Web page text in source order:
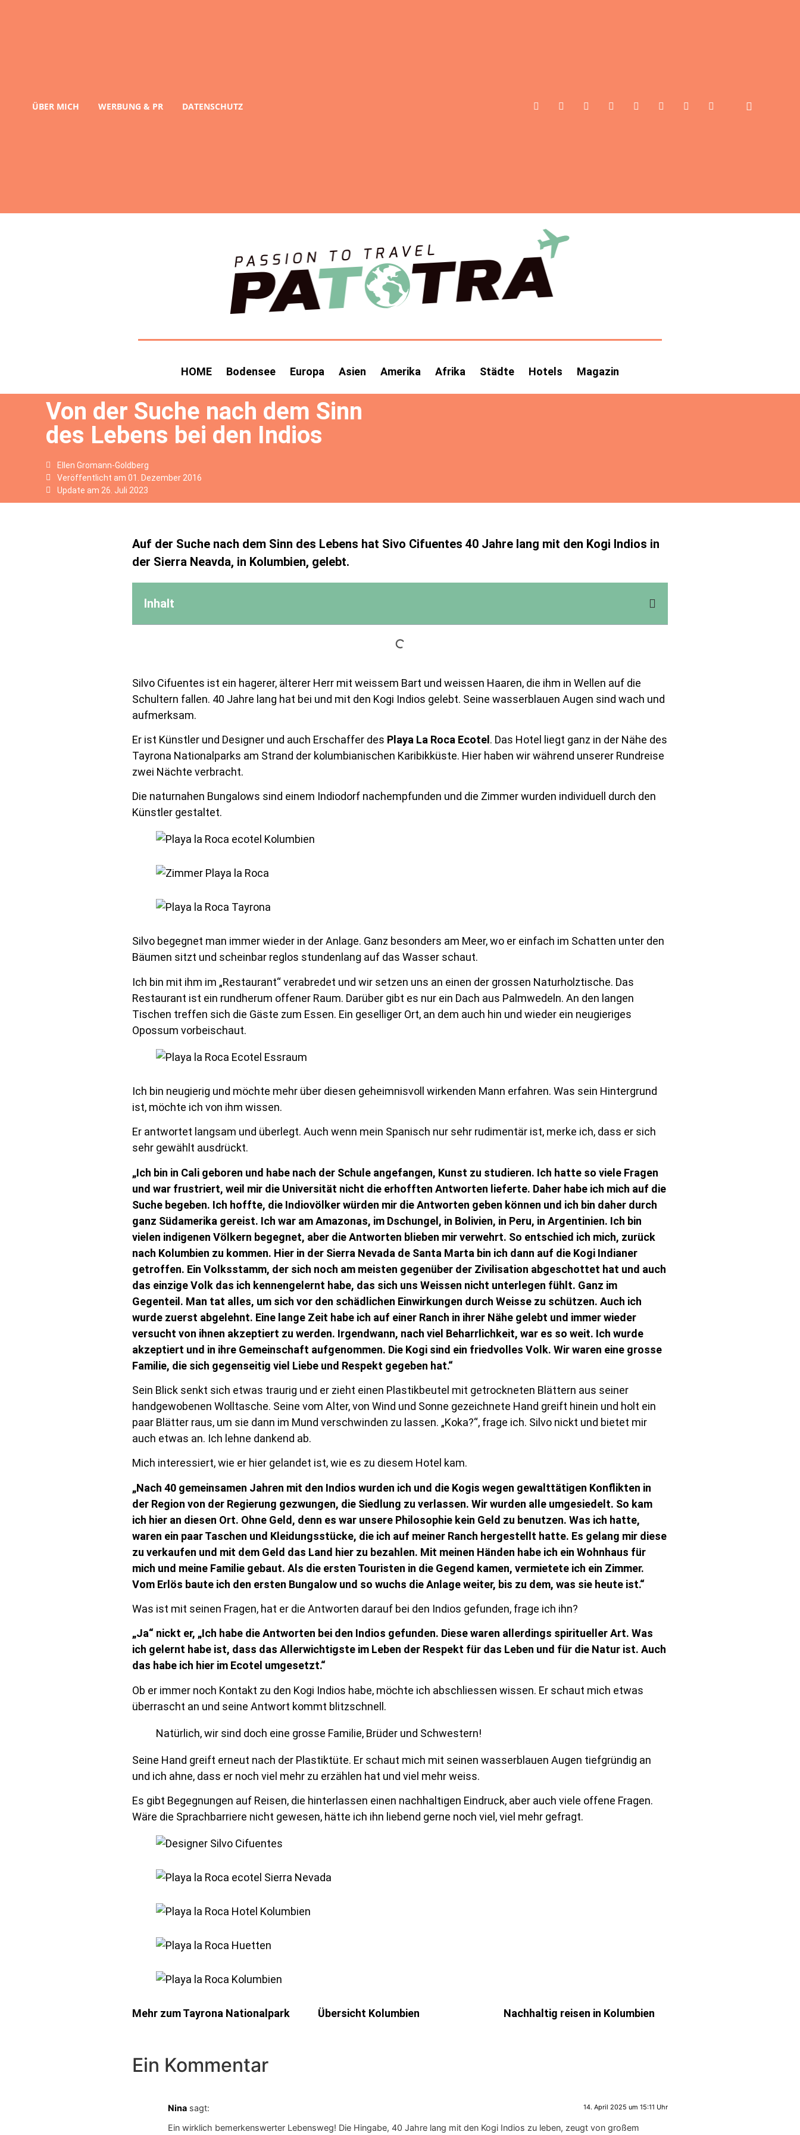
ÜBER MICH WERBUNG & PR DATENSCHUTZ
HOME Bodensee Europa Asien Amerika Afrika Städte Hotels Magazin
Von der Suche nach dem Sinn
des Lebens bei den Indios
Ellen Gromann-Goldberg
Veröffentlicht am 01. Dezember 2016
Update am 26. Juli 2023
Auf der Suche nach dem Sinn des Lebens hat Sivo Cifuentes 40 Jahre lang mit den Kogi Indios in
der Sierra Neavda, in Kolumbien, gelebt.
Inhalt
Silvo Cifuentes ist ein hagerer, älterer Herr mit weissem Bart und weissen Haaren, die ihm in Wellen auf die
Schultern fallen. 40 Jahre lang hat bei und mit den Kogi Indios gelebt. Seine wasserblauen Augen sind wach und
aufmerksam.
Er ist Künstler und Designer und auch Erschaffer des Playa La Roca Ecotel . Das Hotel liegt ganz in der Nähe des
Tayrona Nationalparks am Strand der kolumbianischen Karibikküste. Hier haben wir während unserer Rundreise
zwei Nächte verbracht.
Die naturnahen Bungalows sind einem Indiodorf nachempfunden und die Zimmer wurden individuell durch den
Künstler gestaltet.
Silvo begegnet man immer wieder in der Anlage. Ganz besonders am Meer, wo er einfach im Schatten unter den
Bäumen sitzt und scheinbar reglos stundenlang auf das Wasser schaut.
Ich bin mit ihm im „Restaurant“ verabredet und wir setzen uns an einen der grossen Naturholztische. Das
Restaurant ist ein rundherum offener Raum. Darüber gibt es nur ein Dach aus Palmwedeln. An den langen
Tischen treffen sich die Gäste zum Essen. Ein geselliger Ort, an dem auch hin und wieder ein neugieriges
Opossum vorbeischaut.
Ich bin neugierig und möchte mehr über diesen geheimnisvoll wirkenden Mann erfahren. Was sein Hintergrund
ist, möchte ich von ihm wissen.
Er antwortet langsam und überlegt. Auch wenn mein Spanisch nur sehr rudimentär ist, merke ich, dass er sich
sehr gewählt ausdrückt.
„Ich bin in Cali geboren und habe nach der Schule angefangen, Kunst zu studieren. Ich hatte so viele Fragen
und war frustriert, weil mir die Universität nicht die erhofften Antworten lieferte. Daher habe ich mich auf die
Suche begeben. Ich hoffte, die Indiovölker würden mir die Antworten geben können und ich bin daher durch
ganz Südamerika gereist. Ich war am Amazonas, im Dschungel, in Bolivien, in Peru, in Argentinien. Ich bin
vielen indigenen Völkern begegnet, aber die Antworten blieben mir verwehrt. So entschied ich mich, zurück
nach Kolumbien zu kommen. Hier in der Sierra Nevada de Santa Marta bin ich dann auf die Kogi Indianer
getroffen. Ein Volksstamm, der sich noch am meisten gegenüber der Zivilisation abgeschottet hat und auch
das einzige Volk das ich kennengelernt habe, das sich uns Weissen nicht unterlegen fühlt. Ganz im
Gegenteil. Man tat alles, um sich vor den schädlichen Einwirkungen durch Weisse zu schützen. Auch ich
wurde zuerst abgelehnt. Eine lange Zeit habe ich auf einer Ranch in ihrer Nähe gelebt und immer wieder
versucht von ihnen akzeptiert zu werden. Irgendwann, nach viel Beharrlichkeit, war es so weit. Ich wurde
akzeptiert und in ihre Gemeinschaft aufgenommen. Die Kogi sind ein friedvolles Volk. Wir waren eine grosse
Familie, die sich gegenseitig viel Liebe und Respekt gegeben hat.“
Sein Blick senkt sich etwas traurig und er zieht einen Plastikbeutel mit getrockneten Blättern aus seiner
handgewobenen Wolltasche. Seine vom Alter, von Wind und Sonne gezeichnete Hand greift hinein und holt ein
paar Blätter raus, um sie dann im Mund verschwinden zu lassen. „Koka?“, frage ich. Silvo nickt und bietet mir
auch etwas an. Ich lehne dankend ab.
Mich interessiert, wie er hier gelandet ist, wie es zu diesem Hotel kam.
„Nach 40 gemeinsamen Jahren mit den Indios wurden ich und die Kogis wegen gewalttätigen Konflikten in
der Region von der Regierung gezwungen, die Siedlung zu verlassen. Wir wurden alle umgesiedelt. So kam
ich hier an diesen Ort. Ohne Geld, denn es war unsere Philosophie kein Geld zu benutzen. Was ich hatte,
waren ein paar Taschen und Kleidungsstücke, die ich auf meiner Ranch hergestellt hatte. Es gelang mir diese
zu verkaufen und mit dem Geld das Land hier zu bezahlen. Mit meinen Händen habe ich ein Wohnhaus für
mich und meine Familie gebaut. Als die ersten Touristen in die Gegend kamen, vermietete ich ein Zimmer.
Vom Erlös baute ich den ersten Bungalow und so wuchs die Anlage weiter, bis zu dem, was sie heute ist.“
Was ist mit seinen Fragen, hat er die Antworten darauf bei den Indios gefunden, frage ich ihn?
„Ja“ nickt er, „Ich habe die Antworten bei den Indios gefunden. Diese waren allerdings spiritueller Art. Was
ich gelernt habe ist, dass das Allerwichtigste im Leben der Respekt für das Leben und für die Natur ist. Auch
das habe ich hier im Ecotel umgesetzt.“
Ob er immer noch Kontakt zu den Kogi Indios habe, möchte ich abschliessen wissen. Er schaut mich etwas
überrascht an und seine Antwort kommt blitzschnell.
Natürlich, wir sind doch eine grosse Familie, Brüder und Schwestern!
Seine Hand greift erneut nach der Plastiktüte. Er schaut mich mit seinen wasserblauen Augen tiefgründig an
und ich ahne, dass er noch viel mehr zu erzählen hat und viel mehr weiss.
Es gibt Begegnungen auf Reisen, die hinterlassen einen nachhaltigen Eindruck, aber auch viele offene Fragen.
Wäre die Sprachbarriere nicht gewesen, hätte ich ihn liebend gerne noch viel, viel mehr gefragt.
Mehr zum Tayrona Nationalpark Übersicht Kolumbien Nachhaltig reisen in Kolumbien
Ein Kommentar
Nina sagt: 14. April 2025 um 15:11 Uhr
Ein wirklich bemerkenswerter Lebensweg! Die Hingabe, 40 Jahre lang mit den Kogi Indios zu leben, zeugt von großem